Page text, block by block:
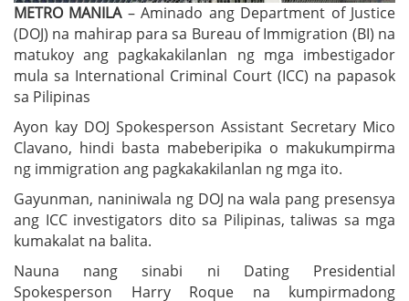
METRO MANILA – Aminado ang Department of Justice
(DOJ) na mahirap para sa Bureau of Immigration (BI) na
matukoy ang pagkakakilanlan ng mga imbestigador
mula sa International Criminal Court (ICC) na papasok
sa Pilipinas
Ayon kay DOJ Spokesperson Assistant Secretary Mico
Clavano, hindi basta mabeberipika o makukumpirma
ng immigration ang pagkakakilanlan ng mga ito.
Gayunman, naniniwala ng DOJ na wala pang presensya
ang ICC investigators dito sa Pilipinas, taliwas sa mga
kumakalat na balita.
Nauna nang sinabi ni Dating Presidential
Spokesperson Harry Roque na kumpirmadong